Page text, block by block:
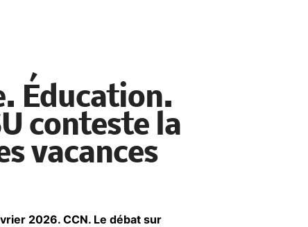
Éducation.
conteste la
vacances
2026. CCN. Le débat sur